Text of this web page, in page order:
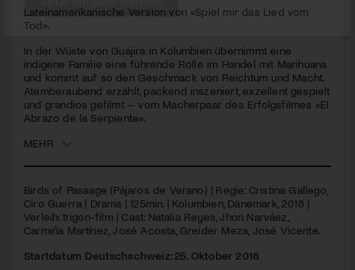
Lateinamerikanische Version von «Spiel mir das Lied vom
Tod».
In der Wüste von Guajira in Kolumbien übernimmt eine
indigene Familie eine führende Rolle im Handel mit Marihuana
und kommt auf so den Geschmack von Reichtum und Macht.
Atemberaubend erzählt, packend inszeniert, exzellent gespielt
und grandios gefilmt – vom Macherpaar des Erfolgsfilmes «El
Abrazo de la Serpiente».
MEHR
Birds of Passage (Pájaros de Verano) | Regie: Cristina Gallego,
Ciro Guerra | Drama | 125min. | Kolumbien, Dänemark, 2018 |
Verleih: trigon-film | Cast: Natalia Reyes, Jhon Narváez,
Carmiña Martínez, José Acosta, Greider Meza, José Vicente.
Startdatum Deutschschweiz: 25. Oktober 2018